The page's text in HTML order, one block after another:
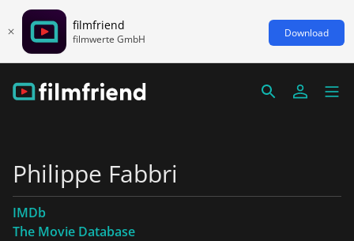
filmfriend
filmwerte GmbH Download
Philippe Fabbri
IMDb
The Movie Database